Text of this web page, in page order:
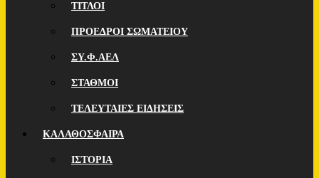
ΤΙΤΛΟΙ
ΠΡΟΕΔΡΟΙ ΣΩΜΑΤΕΙΟΥ
ΣΥ.Φ.ΑΕΛ
ΣΤΑΘΜΟΙ
ΤΕΛΕΥΤΑΙΕΣ ΕΙΔΗΣΕΙΣ
ΚΑΛΑΘΟΣΦΑΙΡΑ
ΙΣΤΟΡΙΑ